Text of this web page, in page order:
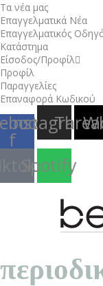
Τα νέα μας
Επαγγελματικά Νέα
Επαγγελματικός
Κατάστημα
Είσοδος/Προφίλ
Προφίλ
Παραγγελίες
Επαναφορά Κωδικού
f
Instagram
Spotify